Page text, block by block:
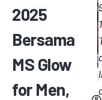
2025
Bersama
MS Glow
for Men,